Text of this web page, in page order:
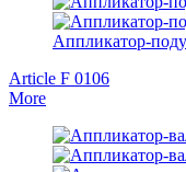
Аппликатор-
Article F 0106
More